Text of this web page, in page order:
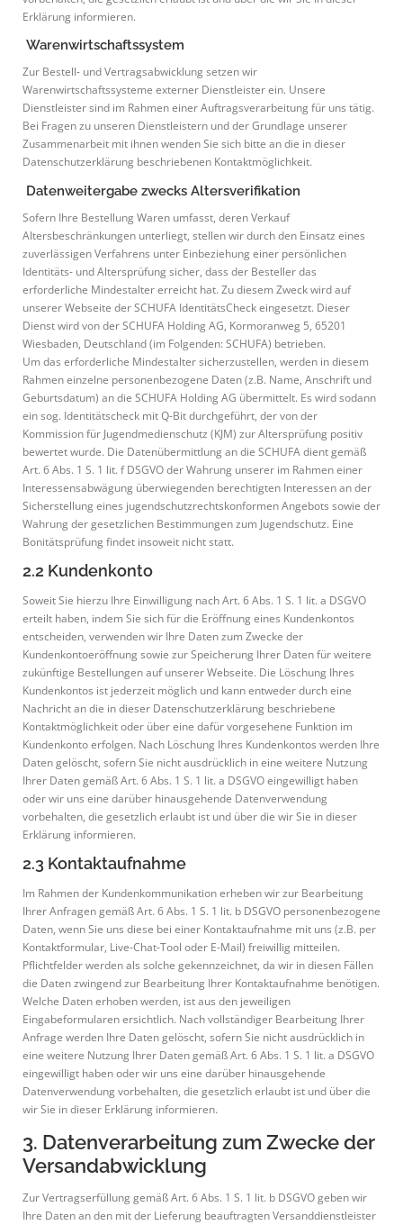
Erklärung informieren.
Warenwirtschaftssystem
Zur Bestell- und Vertragsabwicklung setzen wir
Warenwirtschaftssysteme externer Dienstleister ein. Unsere
Dienstleister sind im Rahmen einer Auftragsverarbeitung für uns tätig.
Bei Fragen zu unseren Dienstleistern und der Grundlage unserer
Zusammenarbeit mit ihnen wenden Sie sich bitte an die in dieser
Datenschutzerklärung beschriebenen Kontaktmöglichkeit.
Datenweitergabe zwecks Altersverifikation
Sofern Ihre Bestellung Waren umfasst, deren Verkauf
Altersbeschränkungen unterliegt, stellen wir durch den Einsatz eines
zuverlässigen Verfahrens unter Einbeziehung einer persönlichen
Identitäts- und Altersprüfung sicher, dass der Besteller das
erforderliche Mindestalter erreicht hat. Zu diesem Zweck wird auf
unserer Webseite der SCHUFA IdentitätsCheck eingesetzt. Dieser
Dienst wird von der SCHUFA Holding AG, Kormoranweg 5, 65201
Wiesbaden, Deutschland (im Folgenden: SCHUFA) betrieben.
Um das erforderliche Mindestalter sicherzustellen, werden in diesem
Rahmen einzelne personenbezogene Daten (z.B. Name, Anschrift und
Geburtsdatum) an die SCHUFA Holding AG übermittelt. Es wird sodann
ein sog. Identitätscheck mit Q-Bit durchgeführt, der von der
Kommission für Jugendmedienschutz (KJM) zur Altersprüfung positiv
bewertet wurde. Die Datenübermittlung an die SCHUFA dient gemäß
Art. 6 Abs. 1 S. 1 lit. f DSGVO der Wahrung unserer im Rahmen einer
Interessensabwägung überwiegenden berechtigten Interessen an der
Sicherstellung eines jugendschutzrechtskonformen Angebots sowie der
Wahrung der gesetzlichen Bestimmungen zum Jugendschutz. Eine
Bonitätsprüfung findet insoweit nicht statt.
2.2 Kundenkonto
Soweit Sie hierzu Ihre Einwilligung nach Art. 6 Abs. 1 S. 1 lit. a DSGVO
erteilt haben, indem Sie sich für die Eröffnung eines Kundenkontos
entscheiden, verwenden wir Ihre Daten zum Zwecke der
Kundenkontoeröffnung sowie zur Speicherung Ihrer Daten für weitere
zukünftige Bestellungen auf unserer Webseite. Die Löschung Ihres
Kundenkontos ist jederzeit möglich und kann entweder durch eine
Nachricht an die in dieser Datenschutzerklärung beschriebene
Kontaktmöglichkeit oder über eine dafür vorgesehene Funktion im
Kundenkonto erfolgen. Nach Löschung Ihres Kundenkontos werden Ihre
Daten gelöscht, sofern Sie nicht ausdrücklich in eine weitere Nutzung
Ihrer Daten gemäß Art. 6 Abs. 1 S. 1 lit. a DSGVO eingewilligt haben
oder wir uns eine darüber hinausgehende Datenverwendung
vorbehalten, die gesetzlich erlaubt ist und über die wir Sie in dieser
Erklärung informieren.
2.3 Kontaktaufnahme
Im Rahmen der Kundenkommunikation erheben wir zur Bearbeitung
Ihrer Anfragen gemäß Art. 6 Abs. 1 S. 1 lit. b DSGVO personenbezogene
Daten, wenn Sie uns diese bei einer Kontaktaufnahme mit uns (z.B. per
Kontaktformular, Live-Chat-Tool oder E-Mail) freiwillig mitteilen.
Pflichtfelder werden als solche gekennzeichnet, da wir in diesen Fällen
die Daten zwingend zur Bearbeitung Ihrer Kontaktaufnahme benötigen.
Welche Daten erhoben werden, ist aus den jeweiligen
Eingabeformularen ersichtlich. Nach vollständiger Bearbeitung Ihrer
Anfrage werden Ihre Daten gelöscht, sofern Sie nicht ausdrücklich in
eine weitere Nutzung Ihrer Daten gemäß Art. 6 Abs. 1 S. 1 lit. a DSGVO
eingewilligt haben oder wir uns eine darüber hinausgehende
Datenverwendung vorbehalten, die gesetzlich erlaubt ist und über die
wir Sie in dieser Erklärung informieren.
3. Datenverarbeitung zum Zwecke der
Versandabwicklung
Zur Vertragserfüllung gemäß Art. 6 Abs. 1 S. 1 lit. b DSGVO geben wir
Ihre Daten an den mit der Lieferung beauftragten Versanddienstleister